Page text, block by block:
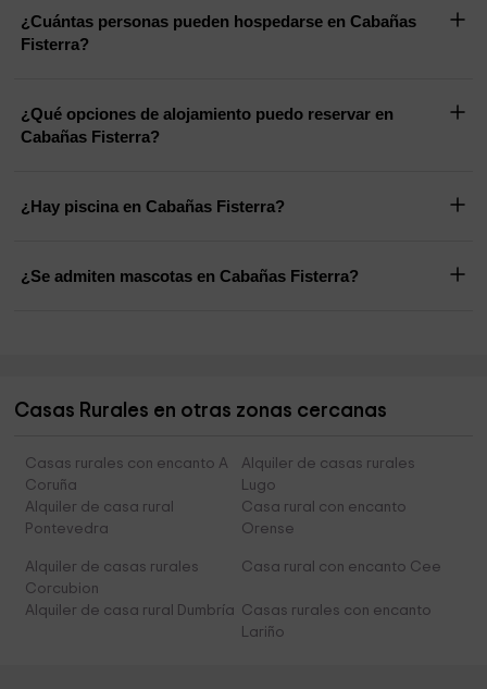
¿Cuántas personas pueden hospedarse en Cabañas
Fisterra?
¿Qué opciones de alojamiento puedo reservar en
Cabañas Fisterra?
¿Hay piscina en Cabañas Fisterra?
¿Se admiten mascotas en Cabañas Fisterra?
Casas Rurales en otras zonas cercanas
Casas rurales con encanto A
Coruña
Alquiler de casas rurales
Lugo
Alquiler de casa rural
Pontevedra
Casa rural con encanto
Orense
Alquiler de casas rurales
Corcubion
Casa rural con encanto Cee
Alquiler de casa rural Dumbría Casas rurales con encanto
Lariño